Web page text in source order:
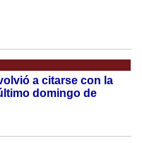
a citarse con la
domingo de